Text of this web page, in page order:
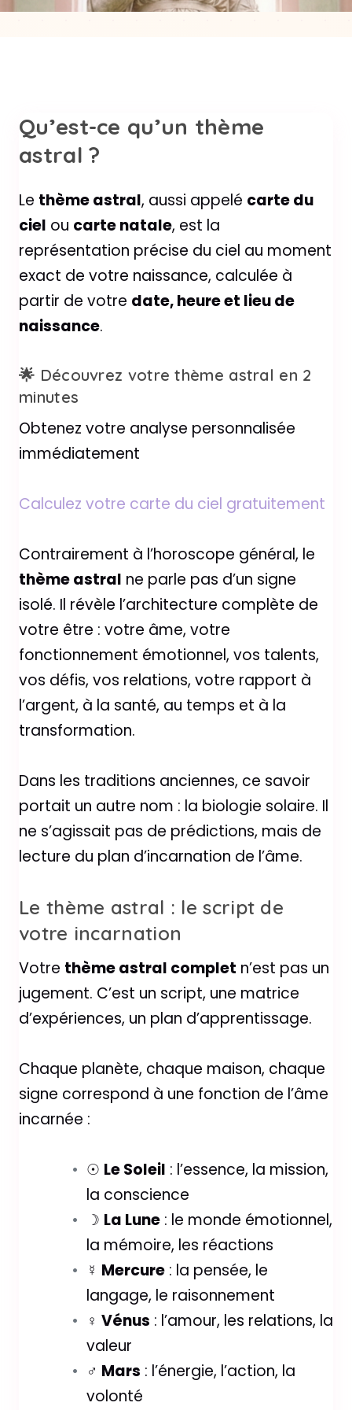
Qu’est-ce qu’un thème
astral ?
Le thème astral, aussi appelé carte du
ciel ou carte natale, est la
représentation précise du ciel au moment
exact de votre naissance, calculée à
partir de votre date, heure et lieu de
naissance.
🌟 Découvrez votre thème astral en 2
minutes
Obtenez votre analyse personnalisée
immédiatement
Calculez votre carte du ciel gratuitement
Contrairement à l’horoscope général, le
thème astral ne parle pas d’un signe
isolé. Il révèle l’architecture complète de
votre être : votre âme, votre
fonctionnement émotionnel, vos talents,
vos défis, vos relations, votre rapport à
l’argent, à la santé, au temps et à la
transformation.
Dans les traditions anciennes, ce savoir
portait un autre nom : la biologie solaire. Il
ne s’agissait pas de prédictions, mais de
lecture du plan d’incarnation de l’âme.
Le thème astral : le script de
votre incarnation
Votre thème astral complet n’est pas un
jugement. C’est un script, une matrice
d’expériences, un plan d’apprentissage.
Chaque planète, chaque maison, chaque
signe correspond à une fonction de l’âme
incarnée :
☉ Le Soleil : l’essence, la mission,
la conscience
☽ La Lune: le monde émotionnel,
la mémoire, les réactions
☿ Mercure: la pensée, le
langage, le raisonnement
♀ Vénus : l’amour, les relations, la
valeur
♂ Mars : l’énergie, l’action, la
volonté